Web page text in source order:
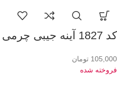
کد 1827 آینه جیبی چرمی طرح فانتزی
105,000 تومان
فروخته شده